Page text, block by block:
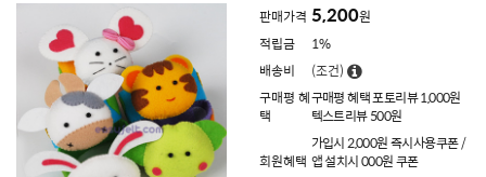
판매가격 5,200원
적립금
1%
배송비
(조건)
구매평 혜
택
구매평 혜택 포토리뷰 1,000원
텍스트리뷰 500원
회원혜택
가입시 2,000원 즉시사용쿠폰 /
앱 설치시 000원 쿠폰